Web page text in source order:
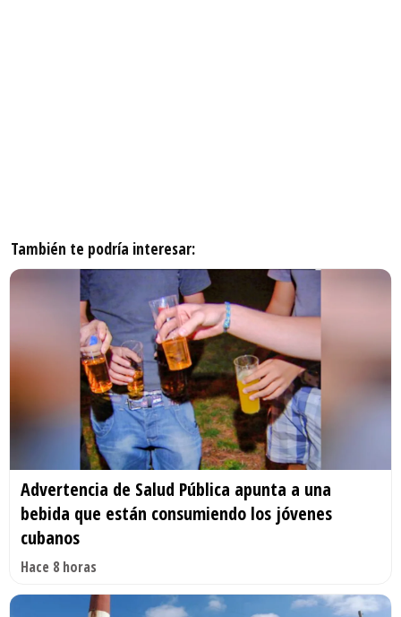
También te podría interesar:
Advertencia de Salud Pública apunta a una
bebida que están consumiendo los jóvenes
cubanos
Hace 8 horas